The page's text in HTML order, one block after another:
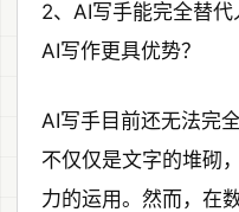
2、AI写手能完全替
AI写作更具优势？
AI写手目前还无法完
不仅仅是文字的堆砌
力的运用。然而，在